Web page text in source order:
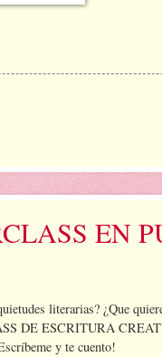
EN
literarias? ¿Que
DE ESCRITURA
y te cuento!